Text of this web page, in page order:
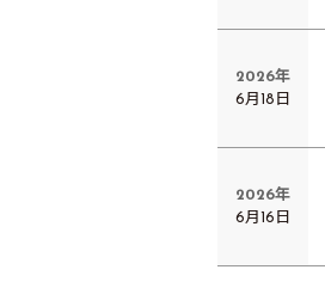
2026年
6月18日
2026年
6月16日